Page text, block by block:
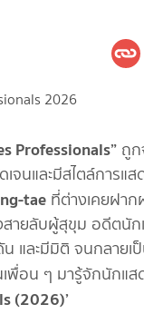
Professionals” ถู
นและมีสไตล์การแ
tae ที่ต่างเคยฝา
ยลับผู้สุขุม อดีตนัก
น และมีมิติ จนกลา
พื่อน ๆ มารู้จักนักแส
(2026)’